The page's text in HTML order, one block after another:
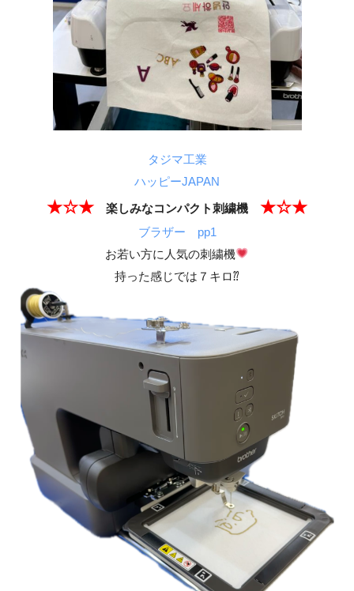
タジマ工業
ハッピーJAPAN
★☆★ 楽しみなコンパクト刺繍機 ★☆★
ブラザー pp1
お若い方に人気の刺繍機
持った感じでは７キロ⁇